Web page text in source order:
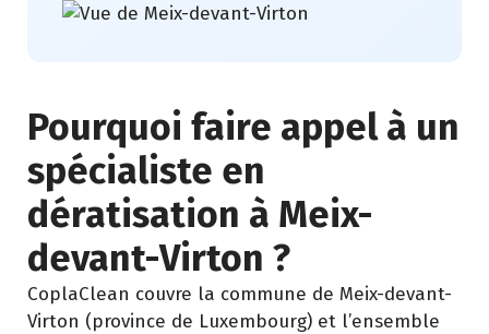
Pourquoi faire appel à un
spécialiste en
dératisation à Meix-
devant-Virton ?
CoplaClean couvre la commune de Meix-devant-
Virton (province de Luxembourg) et l’ensemble